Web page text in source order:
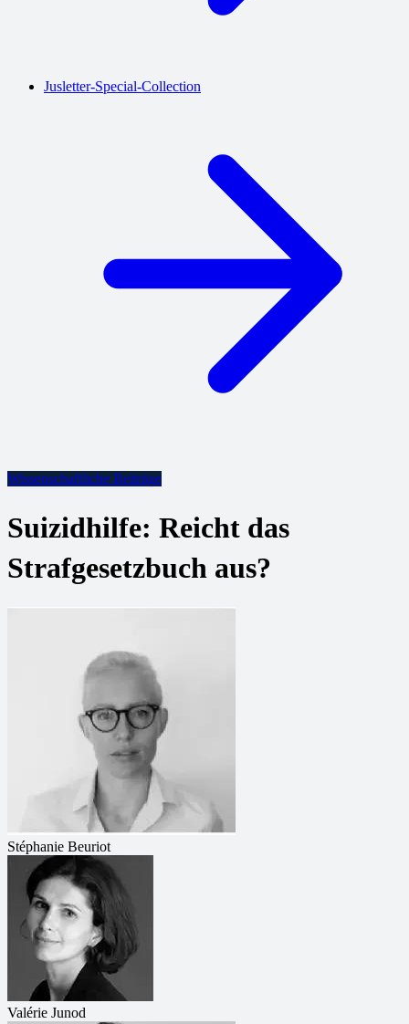
Jusletter-Special-Collection
Wissenschaftliche Beiträge
Suizidhilfe: Reicht das
Strafgesetzbuch aus?
Stéphanie Beuriot
Valérie Junod